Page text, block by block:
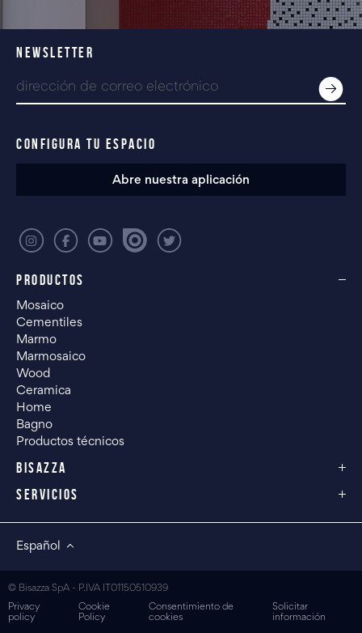
PRODUCTOS
Mosaico
Cementiles
Marmo
Marmosaico
Wood
Ceramica
Home
Bagno
Productos técnicos
BISAZZA
SERVICIOS
NEWSLETTER
CONFIGURA TU ESPACIO
Abre nuestra aplicación
Español
© Bisazza SpA - P.IVA IT01150510939
Privacy
policy
Cookie
Policy
Consentimiento de
cookies
Solicitar
información